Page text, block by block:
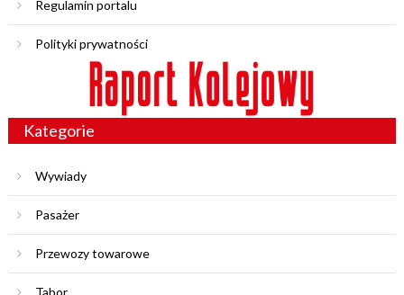
Regulamin portalu
Polityki prywatności
Kategorie
Wywiady
Pasażer
Przewozy towarowe
Tabor